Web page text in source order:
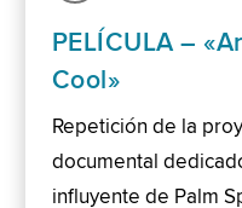
PELÍCULA –
Cool»
Repetición de la
documental
influyente de Palm